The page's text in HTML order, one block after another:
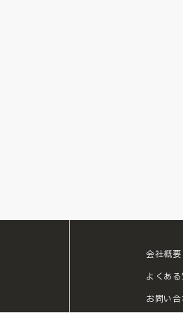
会社概要
よくある
お問い合